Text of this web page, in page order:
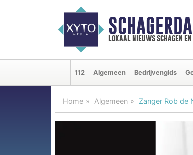
lokaal nieuws schagen en
112 Algemeen Bedrijvengids
Home Algemeen Zanger Rob de